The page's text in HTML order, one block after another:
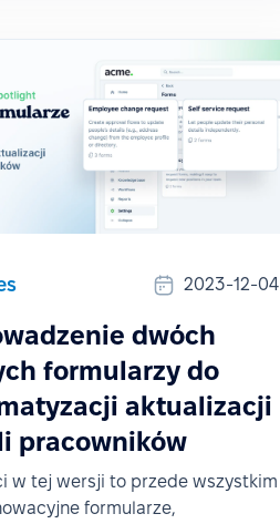
2023-12-04
dwóch
formularzy do
aktualizacji
pracowników
w tej wersji to przede wszystkim
formularze,